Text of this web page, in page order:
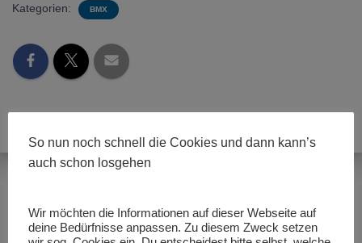
Kategorien: BMX
Ähnliche Beiträge
So nun noch schnell die Cookies und dann kann’s
auch schon losgehen
Wir möchten die Informationen auf dieser Webseite auf
deine Bedürfnisse anpassen. Zu diesem Zweck setzen